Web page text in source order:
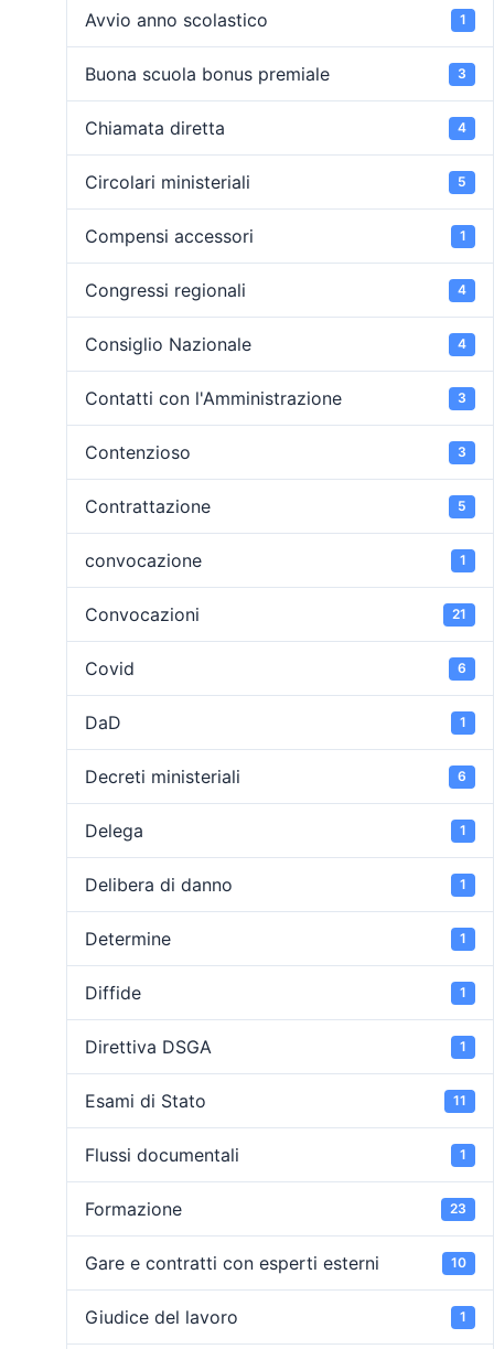
Avvio anno scolastico 1
Buona scuola bonus premiale 3
Chiamata diretta 4
Circolari ministeriali 5
Compensi accessori 1
Congressi regionali 4
Consiglio Nazionale 4
Contatti con l'Amministrazione 3
Contenzioso 3
Contrattazione 5
convocazione 1
Convocazioni 21
Covid 6
DaD 1
Decreti ministeriali 6
Delega 1
Delibera di danno 1
Determine 1
Diffide 1
Direttiva DSGA 1
Esami di Stato 11
Flussi documentali 1
Formazione 23
Gare e contratti con esperti esterni 10
Giudice del lavoro 1